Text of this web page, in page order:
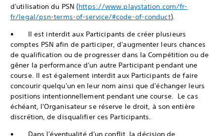
d'utilisation du PSN (https://www.playstation.com/fr-
fr/legal/psn-terms-of-service/#code-of-conduct).
• Il est interdit aux Participants de créer plusieurs
comptes PSN afin de participer, d'augmenter leurs chances
de qualification ou de progresser dans la Compétition ou de
gêner la performance d'un autre Participant pendant une
course. Il est également interdit aux Participants de faire
concourir quelqu'un en leur nom ainsi que d'échanger leurs
positions intentionnellement pendant une course. Le cas
échéant, l'Organisateur se réserve le droit, à son entière
discrétion, de disqualifier ces Participants.
• Dans l'éventualité d'un conflit, la décision de